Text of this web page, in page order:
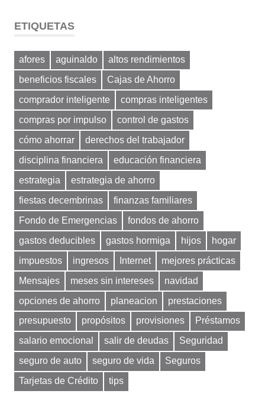
ETIQUETAS
afores aguinaldo
altos rendimientos
beneficios fiscales
Cajas de Ahorro
comprador inteligente
compras inteligentes
compras por impulso
control de gastos
cómo ahorrar
derechos del trabajador
disciplina financiera
educación financiera
estrategia
estrategia de ahorro
fiestas decembrinas
finanzas familiares
Fondo de Emergencias
fondos de ahorro
gastos deducibles
gastos hormiga hijos
hogar
impuestos
ingresos Internet
mejores prácticas
Mensajes
meses sin intereses
navidad
opciones de ahorro
planeacion
prestaciones
presupuesto
propósitos provisiones
Préstamos
salario emocional
salir de deudas
Seguridad
seguro de auto
seguro de vida
Seguros
Tarjetas de Crédito
tips